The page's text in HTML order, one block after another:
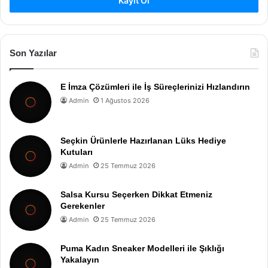
Son Yazılar
E İmza Çözümleri ile İş Süreçlerinizi Hızlandırın
Admin 1 Ağustos 2026
Seçkin Ürünlerle Hazırlanan Lüks Hediye
Kutuları
Admin 25 Temmuz 2026
Salsa Kursu Seçerken Dikkat Etmeniz
Gerekenler
Admin 25 Temmuz 2026
Puma Kadın Sneaker Modelleri ile Şıklığı
Yakalayın